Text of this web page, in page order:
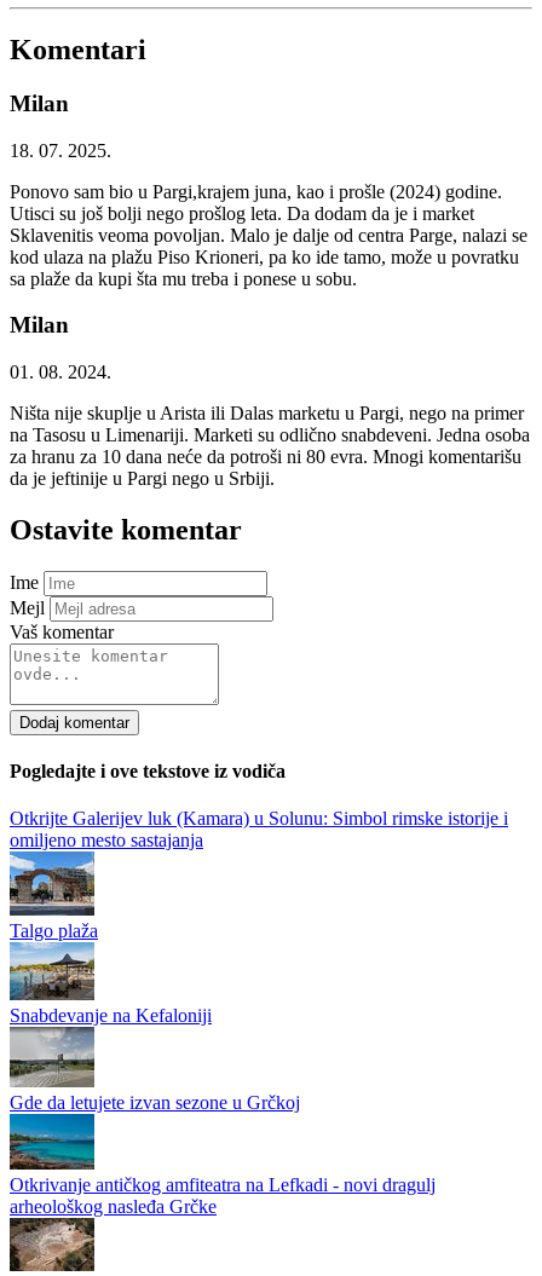
Komentari
Milan
18. 07. 2025.
Ponovo sam bio u Pargi,krajem juna, kao i prošle (2024) godine.
Utisci su još bolji nego prošlog leta. Da dodam da je i market
Sklavenitis veoma povoljan. Malo je dalje od centra Parge, nalazi se
kod ulaza na plažu Piso Krioneri, pa ko ide tamo, može u povratku
sa plaže da kupi šta mu treba i ponese u sobu.
Milan
01. 08. 2024.
Ništa nije skuplje u Arista ili Dalas marketu u Pargi, nego na primer
na Tasosu u Limenariji. Marketi su odlično snabdeveni. Jedna osoba
za hranu za 10 dana neće da potroši ni 80 evra. Mnogi komentarišu
da je jeftinije u Pargi nego u Srbiji.
Ostavite komentar
Ime
Mejl
Vaš komentar
Dodaj komentar
Pogledajte i ove tekstove iz vodiča
Otkrijte Galerijev luk (Kamara) u Solunu: Simbol rimske istorije i
omiljeno mesto sastajanja
Talgo plaža
Snabdevanje na Kefaloniji
Gde da letujete izvan sezone u Grčkoj
Otkrivanje antičkog amfiteatra na Lefkadi - novi dragulj
arheološkog nasleđa Grčke